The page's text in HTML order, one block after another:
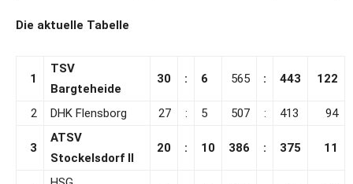
Die aktuelle Tabelle
1
TSV
Bargteheide
30 : 6 565 : 443 122
2 DHK Flensborg 27 : 5 507 : 413 94
3
ATSV
Stockelsdorf II
20 : 10 386 : 375 11